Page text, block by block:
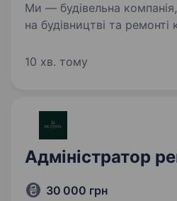
Ми — будівельна компанія,
на будівництві та ремонті
магазини, клініки). Нам
10 хв. тому
Адміністратор
30 000 грн